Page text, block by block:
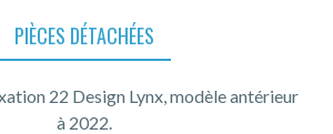
PIÈCES DÉTACHÉES
22 Design Lynx, modèle antérieur
à 2022.